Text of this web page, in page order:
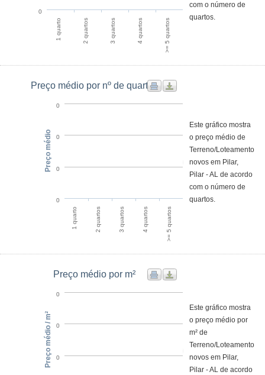
1 quarto 2 quartos 3 quartos 4 quartos >= 5 quartos
0
com o número de
quartos.
Preço médio por nº de quartos
1 quarto 2 quartos 3 quartos 4 quartos >= 5 quartos
0
0
0
0
Preço médio
Este gráfico mostra
o preço médio de
Terreno/Loteamento
novos em Pilar,
Pilar - AL de acordo
com o número de
quartos.
Preço médio por m²
0
0
0
Preço médio / m²
Este gráfico mostra
o preço médio por
m² de
Terreno/Loteamento
novos em Pilar,
Pilar - AL de acordo